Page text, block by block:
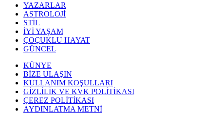
YAZARLAR
ASTROLOJİ
STİL
İYİ YAŞAM
ÇOÇUKLU HAYAT
GÜNCEL
KÜNYE
BİZE ULAŞIN
KULLANIM KOŞULLARI
GİZLİLİK VE KVK POLİTİKASI
ÇEREZ POLİTİKASI
AYDINLATMA METNİ